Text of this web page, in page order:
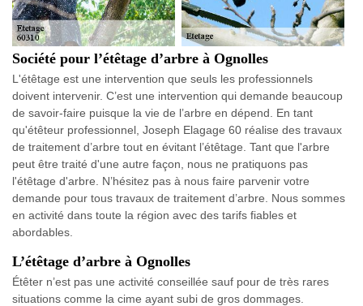
Société pour l’étêtage d’arbre à Ognolles
L'étêtage est une intervention que seuls les professionnels
doivent intervenir. C’est une intervention qui demande beaucoup
de savoir-faire puisque la vie de l’arbre en dépend. En tant
qu'étêteur professionnel, Joseph Elagage 60 réalise des travaux
de traitement d’arbre tout en évitant l’étêtage. Tant que l'arbre
peut être traité d'une autre façon, nous ne pratiquons pas
l'étêtage d'arbre. N’hésitez pas à nous faire parvenir votre
demande pour tous travaux de traitement d’arbre. Nous sommes
en activité dans toute la région avec des tarifs fiables et
abordables.
L’étêtage d’arbre à Ognolles
Étêter n’est pas une activité conseillée sauf pour de très rares
situations comme la cime ayant subi de gros dommages.